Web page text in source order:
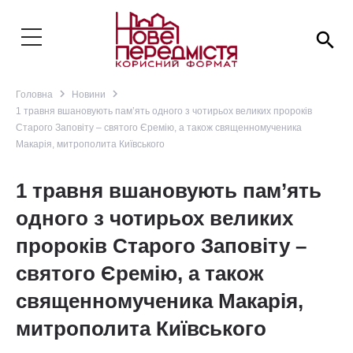
search
Головна navigate_next Новини navigate_next
1 травня вшановують пам’ять одного з чотирьох великих пророків
Старого Заповіту – святого Єремію, а також священномученика
Макарія, митрополита Київського
1 травня вшановують пам’ять
одного з чотирьох великих
пророків Старого Заповіту –
святого Єремію, а також
священномученика Макарія,
митрополита Київського